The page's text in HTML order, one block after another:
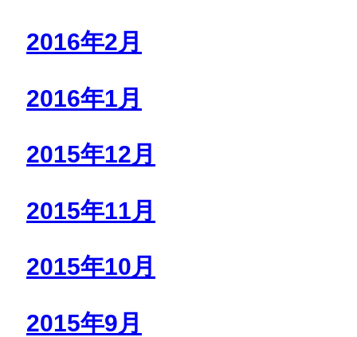
2016年2月
2016年1月
2015年12月
2015年11月
2015年10月
2015年9月